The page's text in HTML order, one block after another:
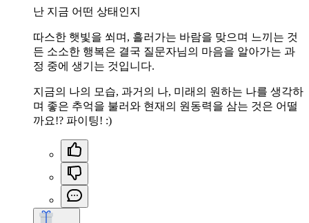
난 지금 어떤 상태인지
따스한 햇빛을 쐬며, 흘러가는 바람을 맞으며 느끼는 것
든 소소한 행복은 결국 질문자님의 마음을 알아가는 과
정 중에 생기는 것입니다.
지금의 나의 모습, 과거의 나, 미래의 원하는 나를 생각하
며 좋은 추억을 불러와 현재의 원동력을 삼는 것은 어떨
까요!? 파이팅! :)